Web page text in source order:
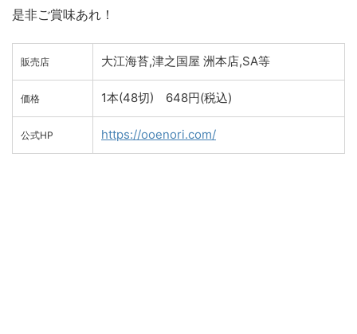
是非ご賞味あれ！
販売店 大江海苔,津之国屋 洲本店,SA等
価格 1本(48切) 648円(税込)
公式HP https://ooenori.com/